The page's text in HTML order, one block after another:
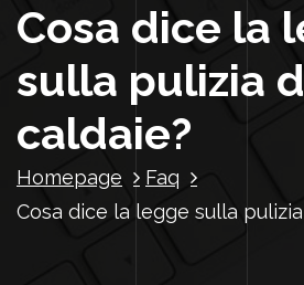
Cosa dice la
sulla pulizia
caldaie?
Homepage
Faq
Cosa dice la legge sulla